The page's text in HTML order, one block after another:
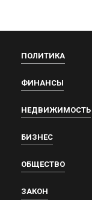
ПОЛИТИКА
ФИНАНСЫ
НЕДВИЖИМОСТЬ
БИЗНЕС
ОБЩЕСТВО
ЗАКОН